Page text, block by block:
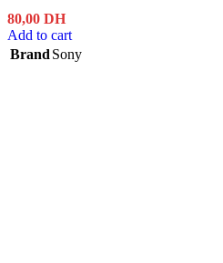
80,00 DH
Add to cart
BrandSony